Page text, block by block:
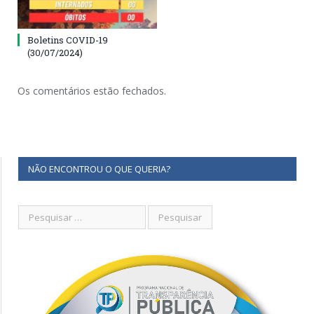
Boletins COVID-19
(30/07/2024)
Os comentários estão fechados.
NÃO ENCONTROU O QUE QUERIA?